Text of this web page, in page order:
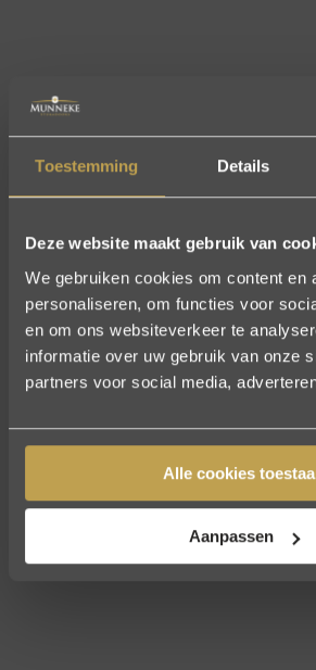
Toestemming Details
Deze website maakt gebruik van
We gebruiken cookies om content en
personaliseren, om functies voor
en om ons websiteverkeer te
informatie over uw gebruik van onze
partners voor social media,
Alle cookies
Aanpassen